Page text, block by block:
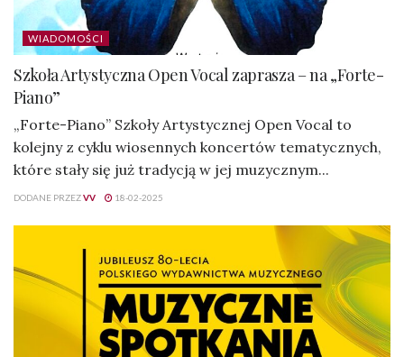
WIADOMOŚCI
Szkoła Artystyczna Open Vocal zaprasza – na „Forte-
Piano”
„Forte-Piano” Szkoły Artystycznej Open Vocal to
kolejny z cyklu wiosennych koncertów tematycznych,
które stały się już tradycją w jej muzycznym...
DODANE PRZEZVV 18-02-2025